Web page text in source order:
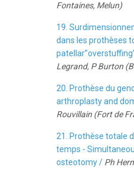
Fontaines, Melun)
19.
dans les prothèses
Legrand, P Burton
20. Prothèse du
arthroplasty and
Rouvillain (Fort de
21. Prothèse totale
temps -
osteotomy / Ph